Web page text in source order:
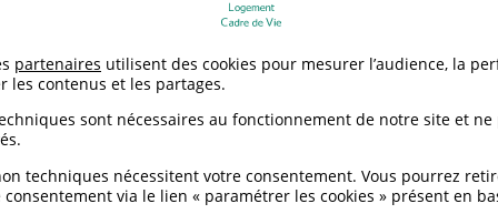
> Des gains pour moi et ma planète : décembre 2013
et ma planète :
partenaires utilisent des cookies pour mesurer l’audience, la
les contenus et les partages.
sont nécessaires au fonctionnement de notre site et ne
techniques nécessitent votre consentement. Vous pourrez
via le lien « paramétrer les cookies » présent en